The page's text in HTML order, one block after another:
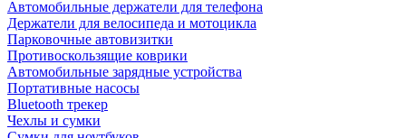
Автомобильные держатели для телефона
Держатели для велосипеда и мотоцикла
Парковочные автовизитки
Противоскользящие коврики
Автомобильные зарядные устройства
Портативные насосы
Bluetooth трекер
Чехлы и сумки